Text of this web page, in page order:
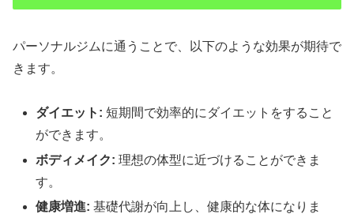
パーソナルジムに通うことで、以下のような効果が期待で
きます。
ダイエット: 短期間で効率的にダイエットをすること
ができます。
ボディメイク: 理想の体型に近づけることができま
す。
健康増進: 基礎代謝が向上し、健康的な体になりま